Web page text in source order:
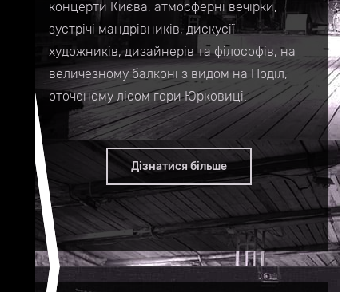
концерти Києва, атмосферні вечірки,
зустрічі мандрівників, дискусії
художників, дизайнерів та філософів, на
величезному балконі з видом на Поділ,
оточеному лісом гори Юрковиці.
Дізнатися більше